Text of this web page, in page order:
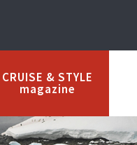
CRUISE & STYLE
magazine